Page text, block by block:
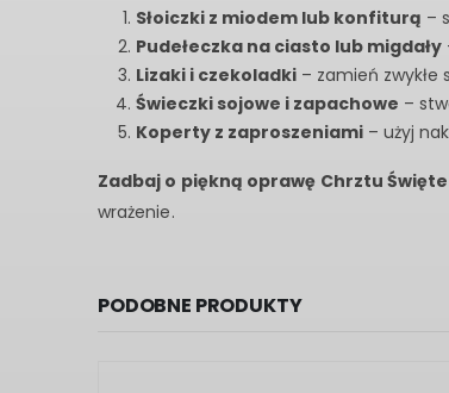
Słoiczki z miodem lub konfiturą –
Pudełeczka na ciasto lub migdały
Lizaki i czekoladki – zamień zwykłe
Świeczki sojowe i zapachowe –
Koperty z zaproszeniami – użyj
Zadbaj o piękną oprawę Chrztu
wrażenie.
PODOBNE PRODUKTY